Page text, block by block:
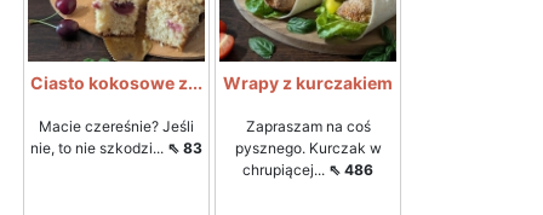
Ciasto kokosowe z...
Macie czereśnie? Jeśli
nie, to nie szkodzi... ⇖ 83
Wrapy z kurczakiem
Zapraszam na coś
pysznego. Kurczak w
chrupiącej... ⇖ 486